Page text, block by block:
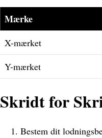
Mærke
X-mærket
Y-mærket
Skridt for
Bestem dit